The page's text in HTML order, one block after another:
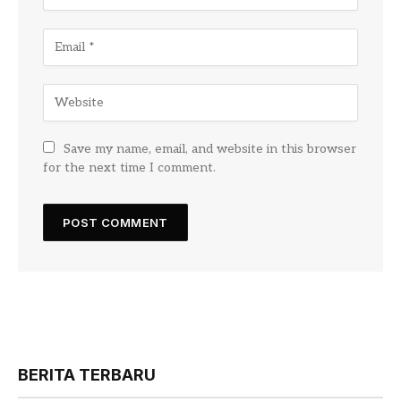
Save my name, email, and website in this browser
for the next time I comment.
BERITA TERBARU